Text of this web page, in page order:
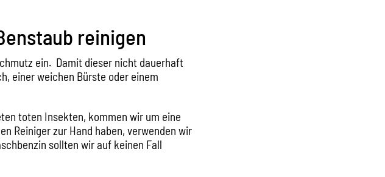
reinigen
ein. Damit dieser nicht dauerhaft
einer weichen Bürste oder einem
toten Insekten, kommen wir um eine
Reiniger zur Hand haben, verwenden wir
sollten wir auf keinen Fall